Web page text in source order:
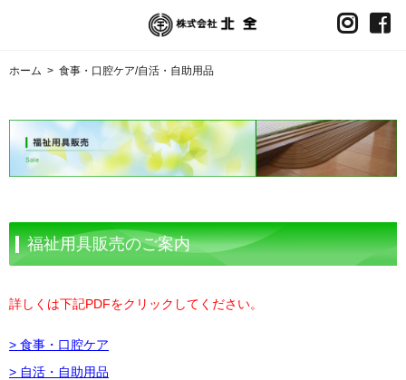
ホーム > 食事・口腔ケア/自活・自助用品
福祉用具販売のご案内
詳しくは下記PDFをクリックしてください。
> 食事・口腔ケア
> 自活・自助用品